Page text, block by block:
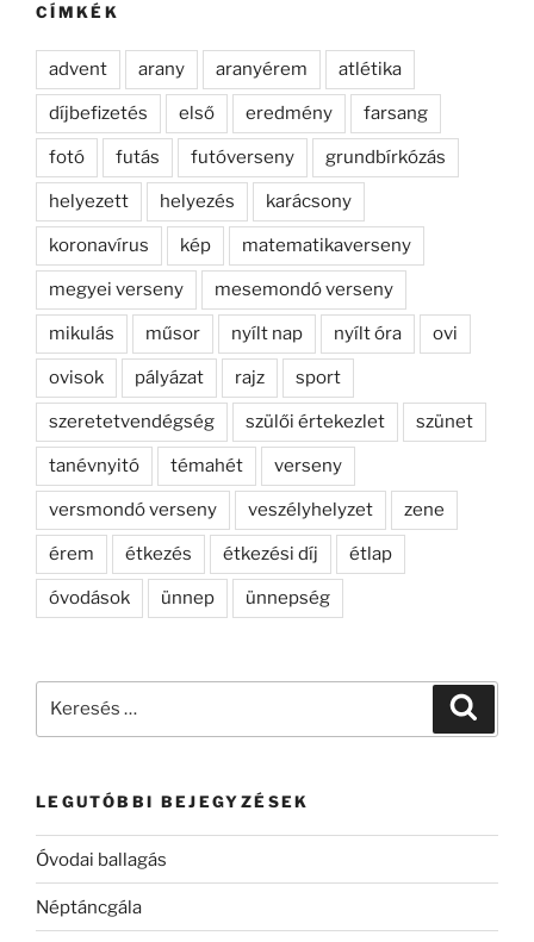
CÍMKÉK
advent arany aranyérem atlétika
díjbefizetés első eredmény farsang
fotó futás futóverseny grundbírkózás
helyezett helyezés karácsony
koronavírus kép matematikaverseny
megyei verseny mesemondó verseny
mikulás műsor nyílt nap nyílt óra ovi
ovisok pályázat rajz sport
szeretetvendégség szülői értekezlet szünet
tanévnyitó témahét verseny
versmondó verseny veszélyhelyzet zene
érem étkezés étkezési díj étlap
óvodások ünnep ünnepség
LEGUTÓBBI BEJEGYZÉSEK
Óvodai ballagás
Néptáncgála